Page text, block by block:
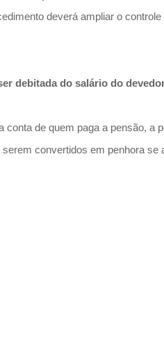
deverá ampliar o
debitada do salário do
de quem paga a pensão,
convertidos em penhora se